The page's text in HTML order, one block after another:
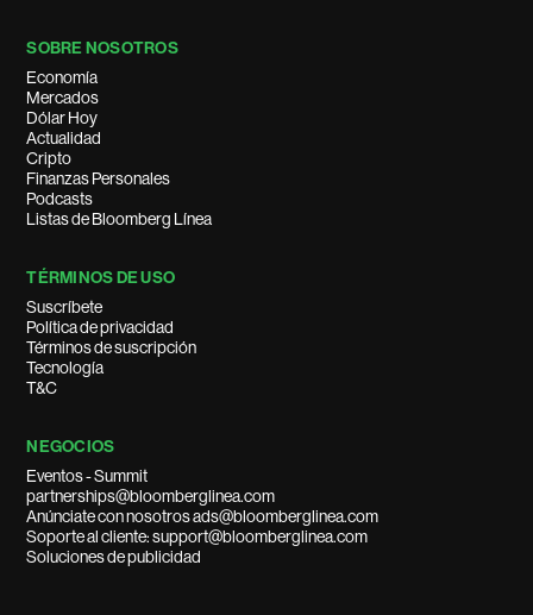
SOBRE NOSOTROS
Economía
Mercados
Dólar Hoy
Actualidad
Cripto
Finanzas Personales
Podcasts
Listas de Bloomberg Línea
TÉRMINOS DE USO
Suscríbete
Política de privacidad
Términos de suscripción
Tecnología
T&C
NEGOCIOS
Eventos - Summit
partnerships@bloomberglinea.com
Anúnciate con nosotros ads@bloomberglinea.com
Soporte al cliente: support@bloomberglinea.com
Soluciones de publicidad